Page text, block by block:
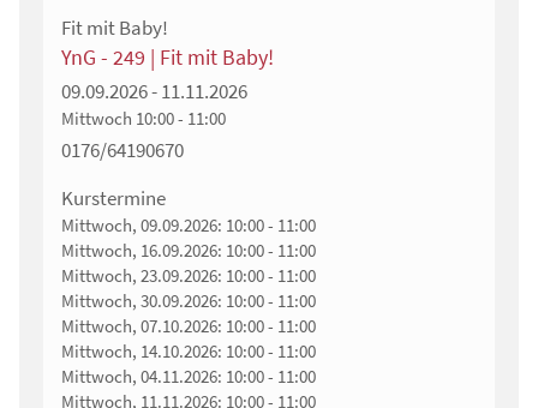
Fit mit Baby!
YnG - 249 | Fit mit Baby!
09.09.2026 - 11.11.2026
Mittwoch 10:00 - 11:00
0176/64190670
Kurstermine
Mittwoch, 09.09.2026: 10:00 - 11:00
Mittwoch, 16.09.2026: 10:00 - 11:00
Mittwoch, 23.09.2026: 10:00 - 11:00
Mittwoch, 30.09.2026: 10:00 - 11:00
Mittwoch, 07.10.2026: 10:00 - 11:00
Mittwoch, 14.10.2026: 10:00 - 11:00
Mittwoch, 04.11.2026: 10:00 - 11:00
Mittwoch, 11.11.2026: 10:00 - 11:00